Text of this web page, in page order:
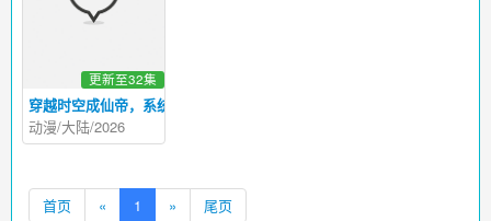
穿越时空成仙帝，系统迟到八万年
更新至32集
动漫/大陆/2026
首页 « 1 » 尾页